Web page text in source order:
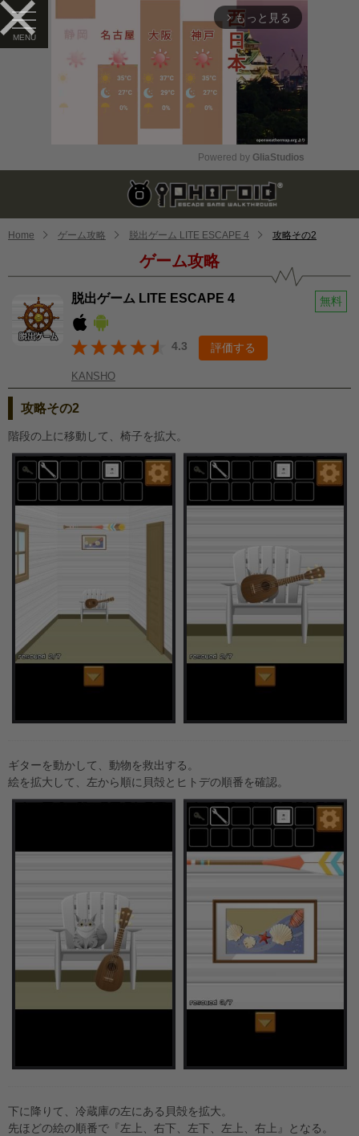
arrow_forward_ios もっと見る
Mute
Powered by GliaStudios
Home ゲーム攻略 脱出ゲーム LITE ESCAPE 4 攻略その2
ゲーム攻略
脱出ゲーム LITE ESCAPE 4 無料
4.3 評価する
KANSHO
攻略その2
階段の上に移動して、椅子を拡大。
ギターを動かして、動物を救出する。
絵を拡大して、左から順に貝殻とヒトデの順番を確認。
下に降りて、冷蔵庫の左にある貝殻を拡大。
先ほどの絵の順番で『左上、右下、左下、左上、右上』となる。